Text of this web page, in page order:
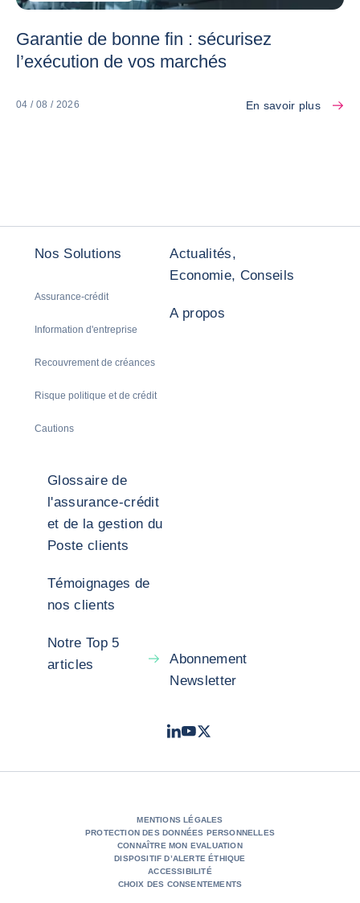
Garantie de bonne fin : sécurisez
l’exécution de vos marchés
04 / 08 / 2026 En savoir plus
Nos Solutions
Assurance-crédit
Information d'entreprise
Recouvrement de créances
Risque politique et de crédit
Cautions
Actualités,
Economie, Conseils
A propos
Glossaire de
l'assurance-crédit
et de la gestion du
Poste clients
Témoignages de
nos clients
Notre Top 5
articles
Abonnement
Newsletter
LinkedIn
Youtube
X - Twitter
MENTIONS LÉGALES
PROTECTION DES DONNÉES PERSONNELLES
CONNAÎTRE MON EVALUATION
DISPOSITIF D’ALERTE ÉTHIQUE
ACCESSIBILITÉ
CHOIX DES CONSENTEMENTS